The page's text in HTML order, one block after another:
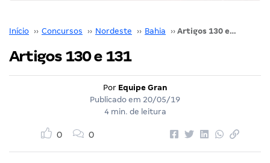
Início ›› Concursos ›› Nordeste ›› Bahia ›› Artigos 130 e 131
Artigos 130 e 131
Por Equipe Gran
Publicado em 20/05/19
4 min. de leitura
0 0